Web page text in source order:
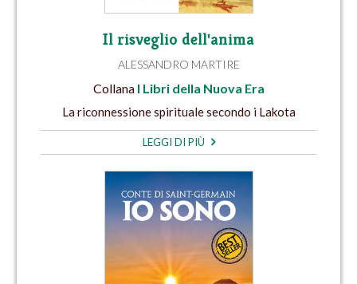
Il risveglio dell'anima
ALESSANDRO MARTIRE
Collana I Libri della Nuova Era
La riconnessione spirituale secondo i Lakota
LEGGI DI PIÙ